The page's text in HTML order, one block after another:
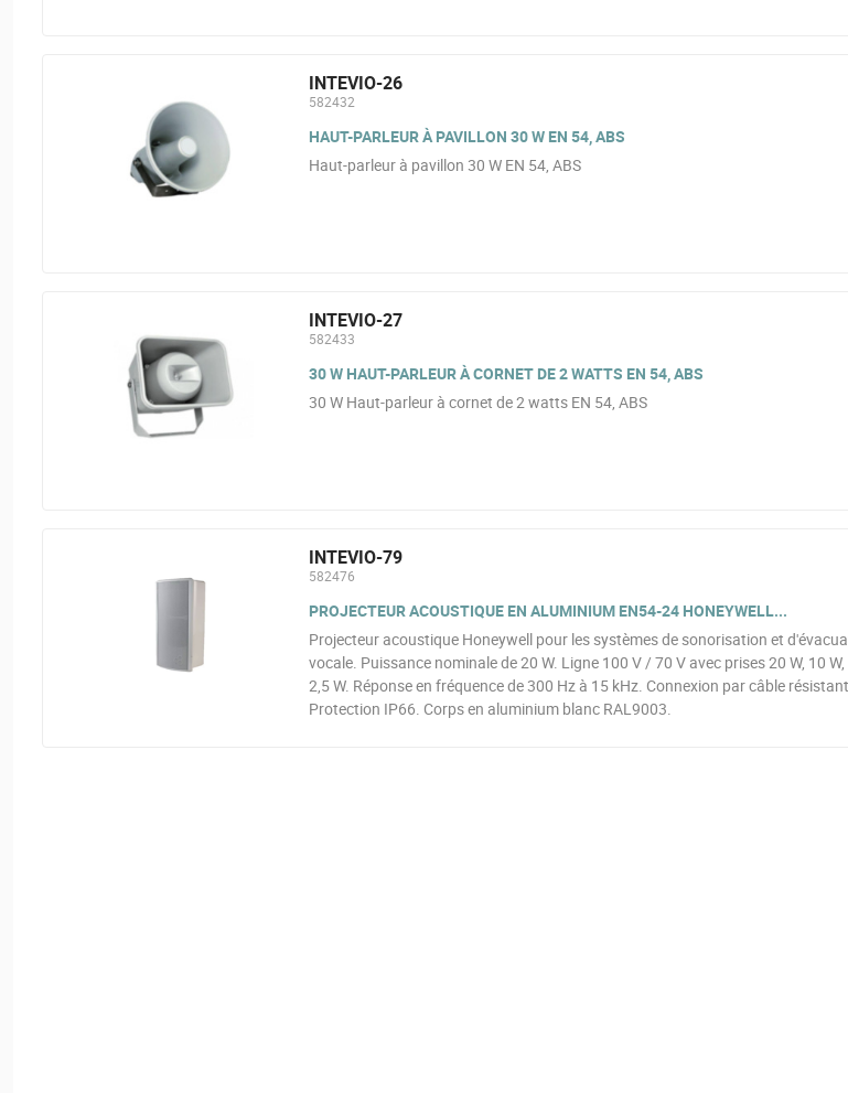
INTEVIO-26
582432
HAUT-PARLEUR À PAVILLON 30 W EN 54, ABS
Haut-parleur à pavillon 30 W EN 54, ABS
INTEVIO-27
582433
30 W HAUT-PARLEUR À CORNET DE 2 WATTS EN 54, ABS
30 W Haut-parleur à cornet de 2 watts EN 54, ABS
INTEVIO-79
582476
PROJECTEUR ACOUSTIQUE EN ALUMINIUM EN54-24 HONEYWELL...
Projecteur acoustique Honeywell pour les systèmes de sonorisation et
vocale. Puissance nominale de 20 W. Ligne 100 V / 70 V avec prises 20 W, 10 W,
2,5 W. Réponse en fréquence de 300 Hz à 15 kHz. Connexion par câble
Protection IP66. Corps en aluminium blanc RAL9003.